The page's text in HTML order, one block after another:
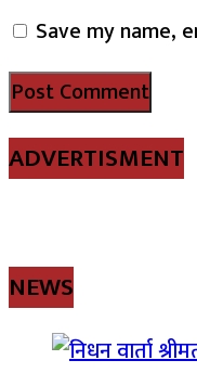
Save my name,
ADVERTISMENT
NEWS